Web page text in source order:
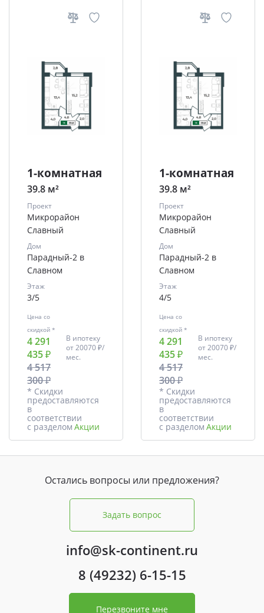
1-комнатная
39.8 м²
Проект
Микрорайон
Славный
Дом
Парадный-2 в
Славном
Этаж
3/5
Цена со
скидкой *
4 291
435 ₽
4 517
300 ₽
В ипотеку
от20070 ₽/
мес.
* Скидки
предоставляются
в
соответствии
с разделом Акции
1-комнатная
39.8 м²
Проект
Микрорайон
Славный
Дом
Парадный-2 в
Славном
Этаж
4/5
Цена со
скидкой *
4 291
435 ₽
4 517
300 ₽
В ипотеку
от20070 ₽/
мес.
* Скидки
предоставляются
в
соответствии
с разделом Акции
Остались вопросы или предложения?
Задать вопрос
info@sk-continent.ru
8 (49232) 6-15-15
Перезвоните мне